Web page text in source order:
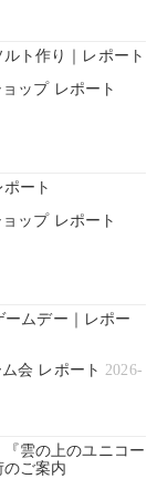
ト作り｜レポート
ップ レポート
ート
ップ レポート
ームデー｜レポー
会 レポート 2026-
『雲の上のユニコー
ご案内